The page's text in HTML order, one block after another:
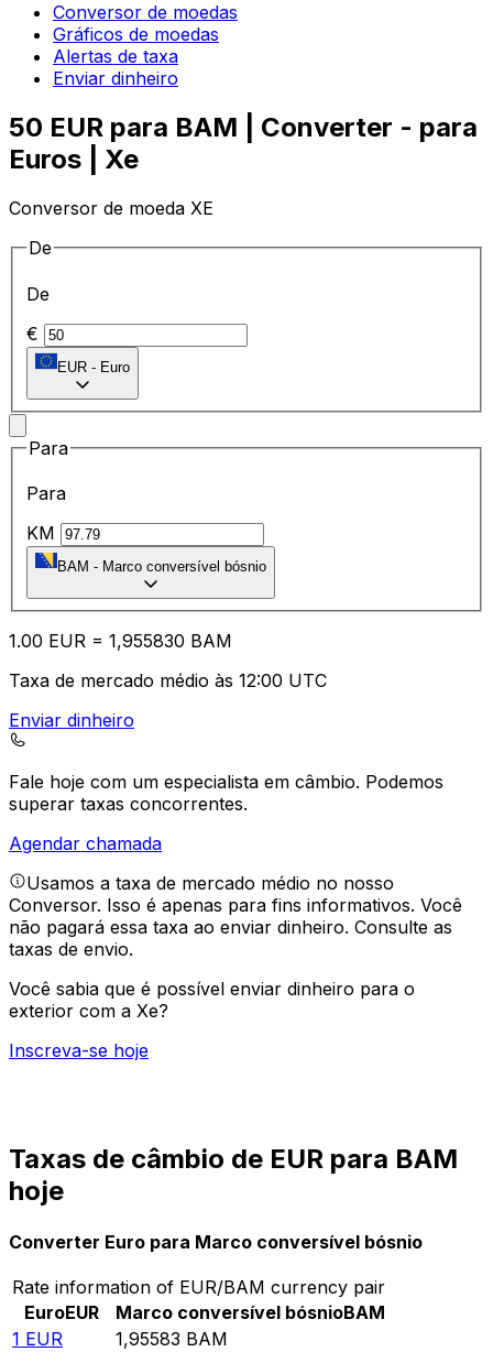
Conversor de moedas
Gráficos de moedas
Alertas de taxa
Enviar dinheiro
50 EUR para BAM | Converter - para
Euros | Xe
Conversor de moeda XE
De
De
€
EUR - Euro
Para
Para
KM
BAM - Marco conversível bósnio
1.00 EUR = 1,955830 BAM
Taxa de mercado médio às 12:00 UTC
Enviar dinheiro
Fale hoje com um especialista em câmbio. Podemos
superar taxas concorrentes.
Agendar chamada
Usamos a taxa de mercado médio no nosso
Conversor. Isso é apenas para fins informativos. Você
não pagará essa taxa ao enviar dinheiro. Consulte as
taxas de envio.
Você sabia que é possível enviar dinheiro para o
exterior com a Xe?
Inscreva-se hoje
Taxas de câmbio de EUR para BAM
hoje
Converter Euro para Marco conversível bósnio
Rate information of EUR/BAM currency pair
EuroEUR Marco conversível bósnioBAM
1 EUR 1,95583 BAM